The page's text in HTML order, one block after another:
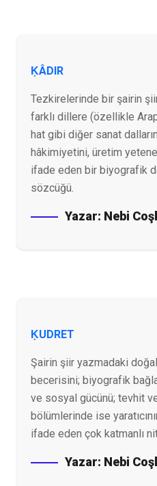
ḲÂDIR
Tezkirelerinde bir şairin
farklı dillere (özellikle
hat gibi diğer sanat
hâkimiyetini, üretim
ifade eden bir biyografik
sözcüğü.
Yazar: Nebi
ḲUDRET
Şairin şiir yazmadaki
becerisini; biyografik
ve sosyal gücünü; tevhit
bölümlerinde ise
ifade eden çok katmanlı
Yazar: Nebi